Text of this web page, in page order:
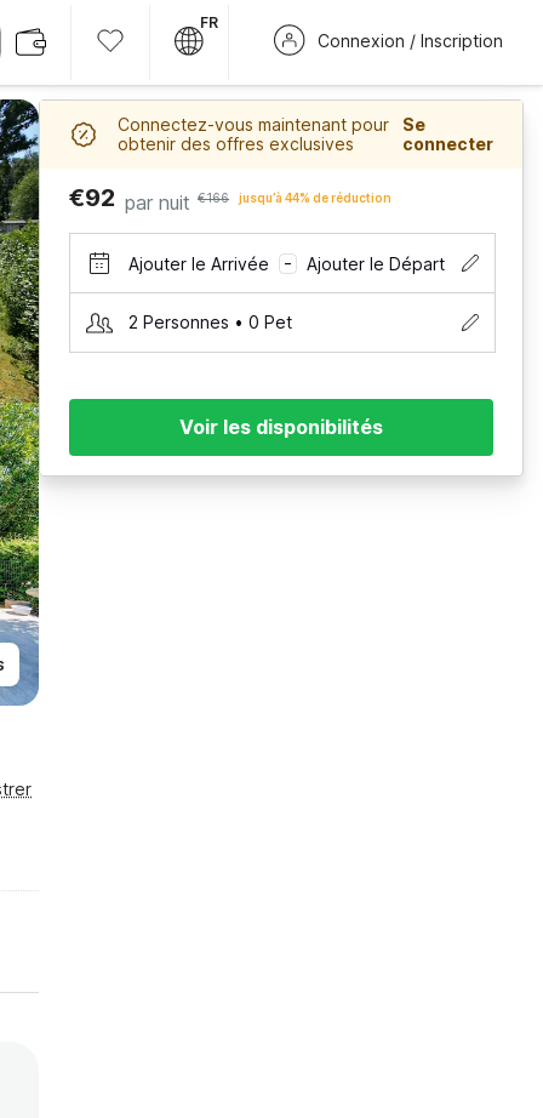
FR
Connexion / Inscription
Connectez-vous maintenant pour
obtenir des offres exclusives
Se
connecter
€92 par nuit €166 jusqu’à 44% de réduction
Ajouter le Arrivée – Ajouter le Départ
2 Personnes • 0 Pet
Voir les disponibilités